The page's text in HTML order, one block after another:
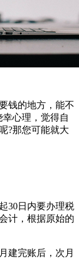
钱的地方，能不
心理，觉得自
?那您可能就大
30日内要办理税
计，根据原始的
建完账后，次月